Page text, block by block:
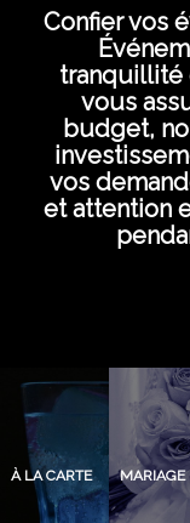
Confier vos
tranquillité
vous
budget,
vos
et attention
À LA CARTE MARIAGE